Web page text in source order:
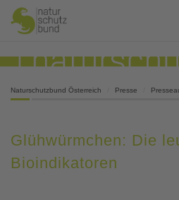
Naturschutzbund Österreich Presse
Glühwürmchen: Die
Bioindikatoren